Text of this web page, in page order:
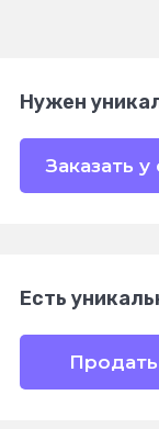
Нужен
Заказать
Есть